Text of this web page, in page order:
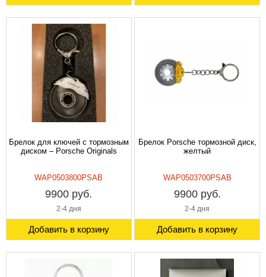
Брелок для ключей с тормозным
диском – Porsche Originals
WAP0503800PSAB
9900 руб.
2-4 дня
Добавить в корзину
Брелок Porsche тормозной диск,
желтый
WAP0503700PSAB
9900 руб.
2-4 дня
Добавить в корзину